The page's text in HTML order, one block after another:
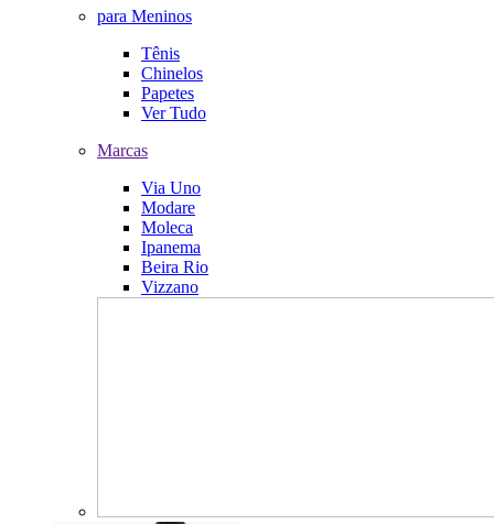
para Meninos
Tênis
Chinelos
Papetes
Ver Tudo
Marcas
Via Uno
Modare
Moleca
Ipanema
Beira Rio
Vizzano